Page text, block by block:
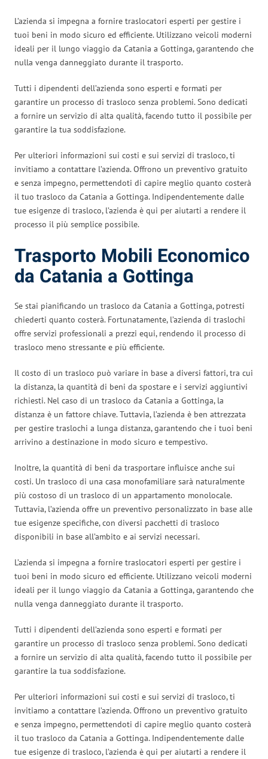
L’azienda si impegna a fornire traslocatori esperti per gestire i
tuoi beni in modo sicuro ed efficiente. Utilizzano veicoli moderni
ideali per il lungo viaggio da Catania a Gottinga, garantendo che
nulla venga danneggiato durante il trasporto.
Tutti i dipendenti dell’azienda sono esperti e formati per
garantire un processo di trasloco senza problemi. Sono dedicati
a fornire un servizio di alta qualità, facendo tutto il possibile per
garantire la tua soddisfazione.
Per ulteriori informazioni sui costi e sui servizi di trasloco, ti
invitiamo a contattare l’azienda. Offrono un preventivo gratuito
e senza impegno, permettendoti di capire meglio quanto costerà
il tuo trasloco da Catania a Gottinga. Indipendentemente dalle
tue esigenze di trasloco, l’azienda è qui per aiutarti a rendere il
processo il più semplice possibile.
Trasporto Mobili Economico
da Catania a Gottinga
Se stai pianificando un trasloco da Catania a Gottinga, potresti
chiederti quanto costerà. Fortunatamente, l’azienda di traslochi
offre servizi professionali a prezzi equi, rendendo il processo di
trasloco meno stressante e più efficiente.
Il costo di un trasloco può variare in base a diversi fattori, tra cui
la distanza, la quantità di beni da spostare e i servizi aggiuntivi
richiesti. Nel caso di un trasloco da Catania a Gottinga, la
distanza è un fattore chiave. Tuttavia, l’azienda è ben attrezzata
per gestire traslochi a lunga distanza, garantendo che i tuoi beni
arrivino a destinazione in modo sicuro e tempestivo.
Inoltre, la quantità di beni da trasportare influisce anche sui
costi. Un trasloco di una casa monofamiliare sarà naturalmente
più costoso di un trasloco di un appartamento monolocale.
Tuttavia, l’azienda offre un preventivo personalizzato in base alle
tue esigenze specifiche, con diversi pacchetti di trasloco
disponibili in base all’ambito e ai servizi necessari.
L’azienda si impegna a fornire traslocatori esperti per gestire i
tuoi beni in modo sicuro ed efficiente. Utilizzano veicoli moderni
ideali per il lungo viaggio da Catania a Gottinga, garantendo che
nulla venga danneggiato durante il trasporto.
Tutti i dipendenti dell’azienda sono esperti e formati per
garantire un processo di trasloco senza problemi. Sono dedicati
a fornire un servizio di alta qualità, facendo tutto il possibile per
garantire la tua soddisfazione.
Per ulteriori informazioni sui costi e sui servizi di trasloco, ti
invitiamo a contattare l’azienda. Offrono un preventivo gratuito
e senza impegno, permettendoti di capire meglio quanto costerà
il tuo trasloco da Catania a Gottinga. Indipendentemente dalle
tue esigenze di trasloco, l’azienda è qui per aiutarti a rendere il